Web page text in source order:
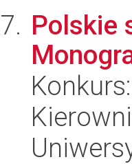
Polskie
Konkurs: